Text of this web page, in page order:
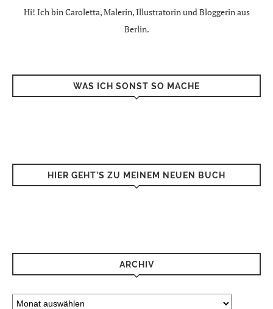
Hi! Ich bin Caroletta, Malerin, Illustratorin und Bloggerin aus
Berlin.
WAS ICH SONST SO MACHE
HIER GEHT’S ZU MEINEM NEUEN BUCH
ARCHIV